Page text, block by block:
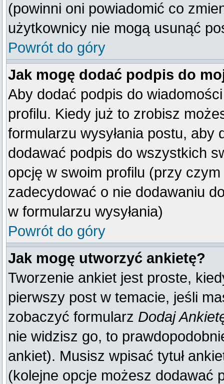
(powinni oni powiadomić co
użytkownicy nie mogą usunąć
Powrót do góry
Jak mogę dodać podpis do
Aby dodać podpis do
profilu. Kiedy już to zrobisz
formularzu wysyłania postu,
dodawać podpis do wszystkich
opcję w swoim profilu (przy
zadecydować o nie dodawaniu
w formularzu wysyłania)
Powrót do góry
Jak mogę utworzyć ankietę?
Tworzenie ankiet jest proste,
pierwszy post w temacie, jeśli
zobaczyć formularz Dodaj
nie widzisz go, to
ankiet). Musisz wpisać tytuł
(kolejne opcje możesz dodawać